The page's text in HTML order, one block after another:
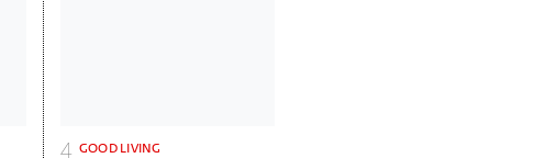
GOOD LIVING